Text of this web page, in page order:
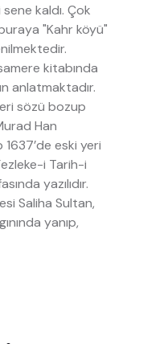
kaldı. Çok
"Kahr köyü"
kitabında
anlatmaktadır.
sözü bozup
Han
1637’de eski yeri
i Tarih-i
yazılıdır.
Saliha Sultan,
yanıp,